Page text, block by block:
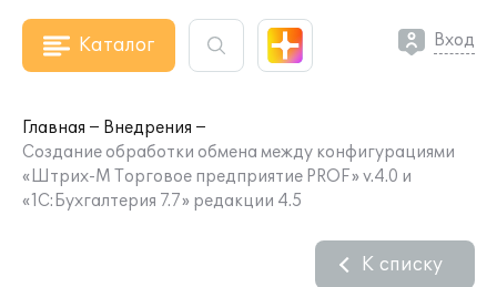
Каталог Вход
Главная
Внедрения
Создание обработки обмена между конфигурациями
«Штрих-М Торговое предприятие PROF» v.4.0 и
«1С:Бухгалтерия 7.7» редакции 4.5
К списку